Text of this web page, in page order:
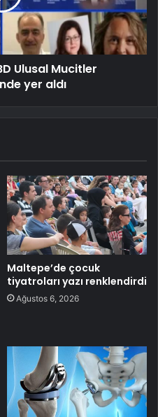
Ulusal Mucitler
yer aldı
Maltepe’de çocuk
tiyatroları yazı renklendirdi
Ağustos 6, 2026